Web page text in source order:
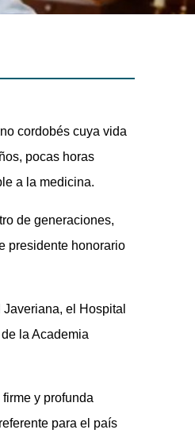
cordobés cuya vida
pocas horas
a la medicina.
de generaciones,
presidente honorario
el Hospital
la Academia
y profunda
para el país